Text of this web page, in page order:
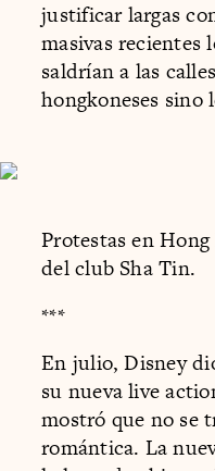
justificar largas
masivas
saldrían a las
hongkoneses sino
Protestas en
del club Sha Tin.
***
En julio, Disney
su nueva live
mostró que no se
romántica. La